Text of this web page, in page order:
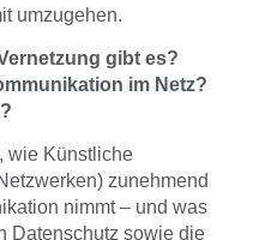
umzugehen.
gibt es?
im Netz?
wie Künstliche
zunehmend
nimmt – und was
Datenschutz sowie die